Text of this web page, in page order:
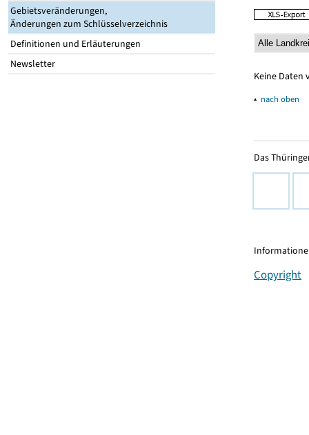
Gebietsveränderungen,
Änderungen zum Schlüsselverzeichnis
Definitionen und Erläuterungen
Newsletter
Keine Daten
▴ nach oben
Das
Copyright